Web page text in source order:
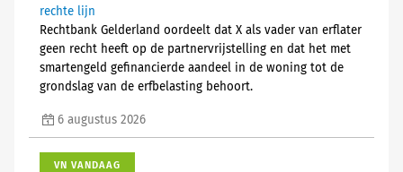
rechte lijn
Rechtbank Gelderland oordeelt dat X als vader van erflater
geen recht heeft op de partnervrijstelling en dat het met
smartengeld gefinancierde aandeel in de woning tot de
grondslag van de erfbelasting behoort.
6 augustus 2026
VN VANDAAG